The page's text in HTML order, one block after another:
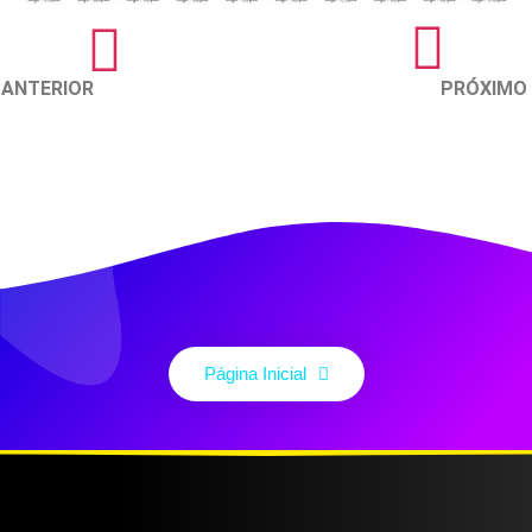
ANTERIOR PRÓXIMO
Página Inicial